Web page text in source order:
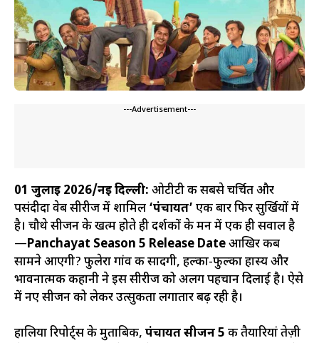
---Advertisement---
01 जुलाई 2026/नई दिल्ली: ओटीटी की सबसे चर्चित और
पसंदीदा वेब सीरीज में शामिल ‘पंचायत’ एक बार फिर सुर्खियों में
है। चौथे सीजन के खत्म होते ही दर्शकों के मन में एक ही सवाल है
—Panchayat Season 5 Release Dateआखिर कब
सामने आएगी? फुलेरा गांव की सादगी, हल्का-फुल्का हास्य और
भावनात्मक कहानी ने इस सीरीज को अलग पहचान दिलाई है। ऐसे
में नए सीजन को लेकर उत्सुकता लगातार बढ़ रही है।
हालिया रिपोर्ट्स के मुताबिक, पंचायत सीजन 5 की तैयारियां तेज़ी